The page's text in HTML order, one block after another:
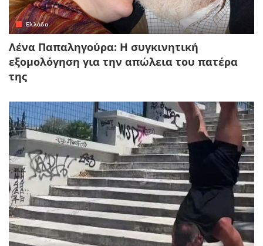
Ελλάδα
Λένα Παπαληγούρα: Η συγκινητική
εξομολόγηση για την απώλεια του πατέρα
της